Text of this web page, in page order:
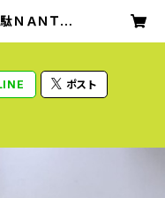
ＮＡＮＴＡ
ポスト